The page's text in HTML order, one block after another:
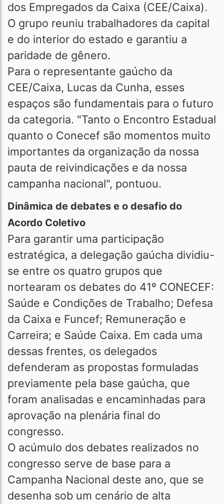
dos Empregados da Caixa (CEE/Caixa).
O grupo reuniu trabalhadores da capital
e do interior do estado e garantiu a
paridade de gênero.
Para o representante gaúcho da
CEE/Caixa, Lucas da Cunha, esses
espaços são fundamentais para o futuro
da categoria. "Tanto o Encontro Estadual
quanto o Conecef são momentos muito
importantes da organização da nossa
pauta de reivindicações e da nossa
campanha nacional", pontuou.
Dinâmica de debates e o desafio do
Acordo Coletivo
Para garantir uma participação
estratégica, a delegação gaúcha dividiu-
se entre os quatro grupos que
nortearam os debates do 41º CONECEF:
Saúde e Condições de Trabalho; Defesa
da Caixa e Funcef; Remuneração e
Carreira; e Saúde Caixa. Em cada uma
dessas frentes, os delegados
defenderam as propostas formuladas
previamente pela base gaúcha, que
foram analisadas e encaminhadas para
aprovação na plenária final do
congresso.
O acúmulo dos debates realizados no
congresso serve de base para a
Campanha Nacional deste ano, que se
desenha sob um cenário de alta